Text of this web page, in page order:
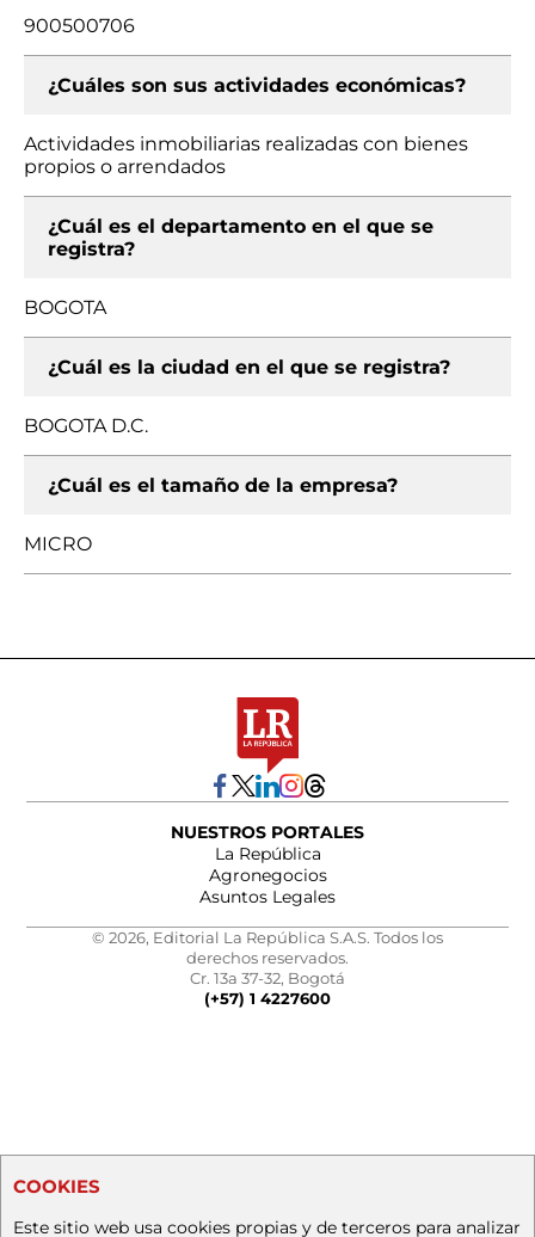
900500706
¿Cuáles son sus actividades económicas?
Actividades inmobiliarias realizadas con bienes
propios o arrendados
¿Cuál es el departamento en el que se
registra?
BOGOTA
¿Cuál es la ciudad en el que se registra?
BOGOTA D.C.
¿Cuál es el tamaño de la empresa?
MICRO
NUESTROS PORTALES
La República
Agronegocios
Asuntos Legales
© 2026, Editorial La República S.A.S. Todos los
derechos reservados.
Cr. 13a 37-32, Bogotá
(+57) 1 4227600
COOKIES
Este sitio web usa cookies propias y de terceros para analizar